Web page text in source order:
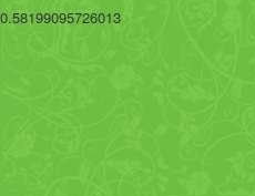
0.58199095726013